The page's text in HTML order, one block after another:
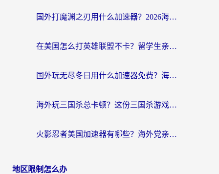
国外打魔渊之刃用什么加速器？2026海外玩家国服游戏加速全攻略（附闪耀暖暖&复苏的魔女避坑指南）
在美国怎么打英雄联盟不卡？留学生亲测的国服游戏加速全攻略
国外玩无尽冬日用什么加速器免费？海外党国服游戏加速避坑指南
海外玩三国杀总卡顿？这份三国杀游戏加速器指南帮你告别延迟烦恼
火影忍者美国加速器有哪些？海外党亲测的国服游戏加速全攻略（含菲律宾玩三国之刃守望黎明技巧）
地区限制怎么办